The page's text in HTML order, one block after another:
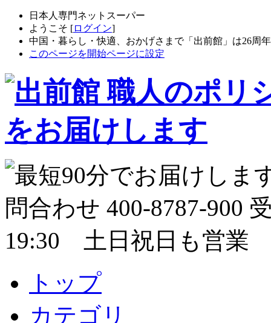
日本人専門ネットスーパー
ようこそ [ログイン]
中国・暮らし・快適、おかげさまで「出前館」は26周
このページを開始ページに設定
トップ
カテゴリ